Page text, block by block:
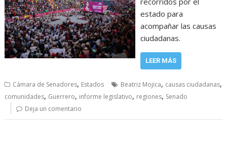
estado para
acompañar las causas
ciudadanas.
LEER MÁS
Cámara de Senadores, Estados Beatriz Mojica, causas ciudadanas,
comunidades, Guerrero, informe legislativo, regiones, Senado
Deja un comentario